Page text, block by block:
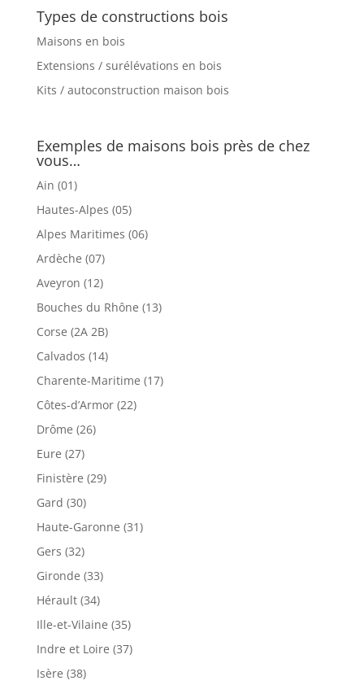
Types de constructions bois
Maisons en bois
Extensions / surélévations en bois
Kits / autoconstruction maison bois
Exemples de maisons bois près de chez
vous…
Ain (01)
Hautes-Alpes (05)
Alpes Maritimes (06)
Ardèche (07)
Aveyron (12)
Bouches du Rhône (13)
Corse (2A 2B)
Calvados (14)
Charente-Maritime (17)
Côtes-d’Armor (22)
Drôme (26)
Eure (27)
Finistère (29)
Gard (30)
Haute-Garonne (31)
Gers (32)
Gironde (33)
Hérault (34)
Ille-et-Vilaine (35)
Indre et Loire (37)
Isère (38)